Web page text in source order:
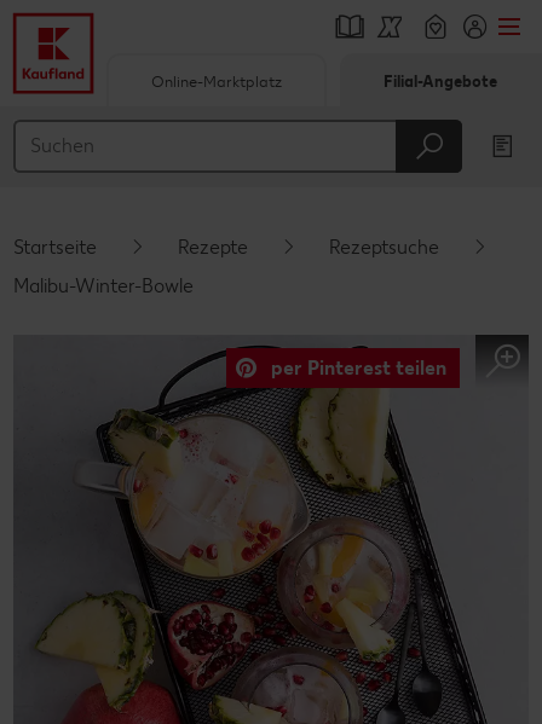
Hauptinhalt
Schwebender Seitenbereich
Online-Marktplatz Filial-Angebote
Startseite Rezepte
Rezeptsuche
Malibu-Winter-Bowle
per Pinterest teilen